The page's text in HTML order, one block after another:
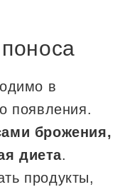
в
появления.
брожения,
диета.
продукты,